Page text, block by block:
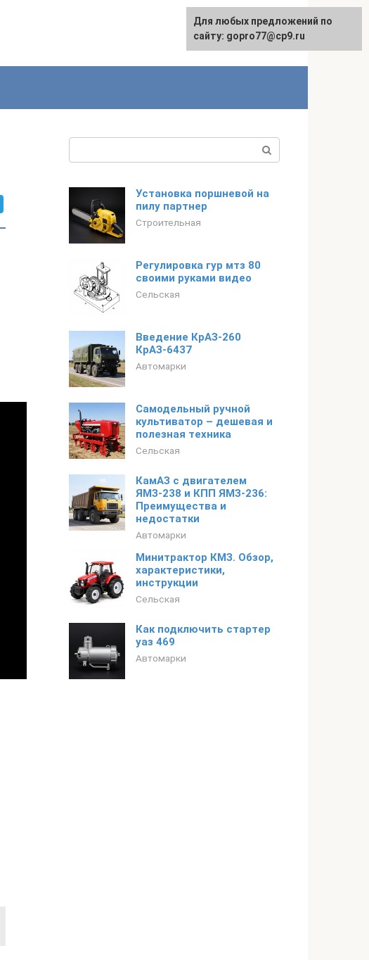
Установка поршневой на
пилу партнер
Строительная
Регулировка гур мтз 80
своими руками видео
Сельская
Введение КрАЗ-260
КрАЗ-6437
Автомарки
Самодельный ручной
культиватор – дешевая и
полезная техника
Сельская
КамАЗ с двигателем
ЯМЗ-238 и КПП ЯМЗ-236:
Преимущества и
недостатки
Автомарки
Минитрактор КМЗ. Обзор,
характеристики,
инструкции
Сельская
Как подключить стартер
уаз 469
Автомарки
Для любых предложений по
сайту: gopro77@cp9.ru